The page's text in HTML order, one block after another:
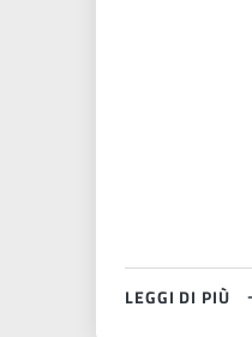
LEGGI DI PIÙ